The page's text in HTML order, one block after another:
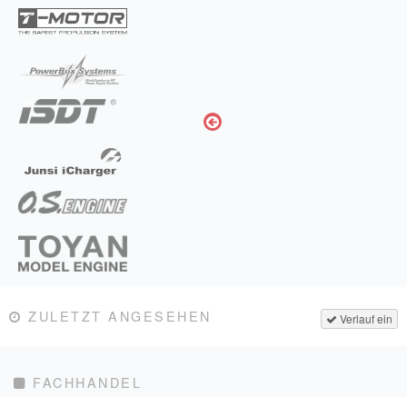
Verlauf ein
ZULETZT ANGESEHEN
FACHHANDEL